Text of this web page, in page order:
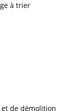
à trier
de démolition